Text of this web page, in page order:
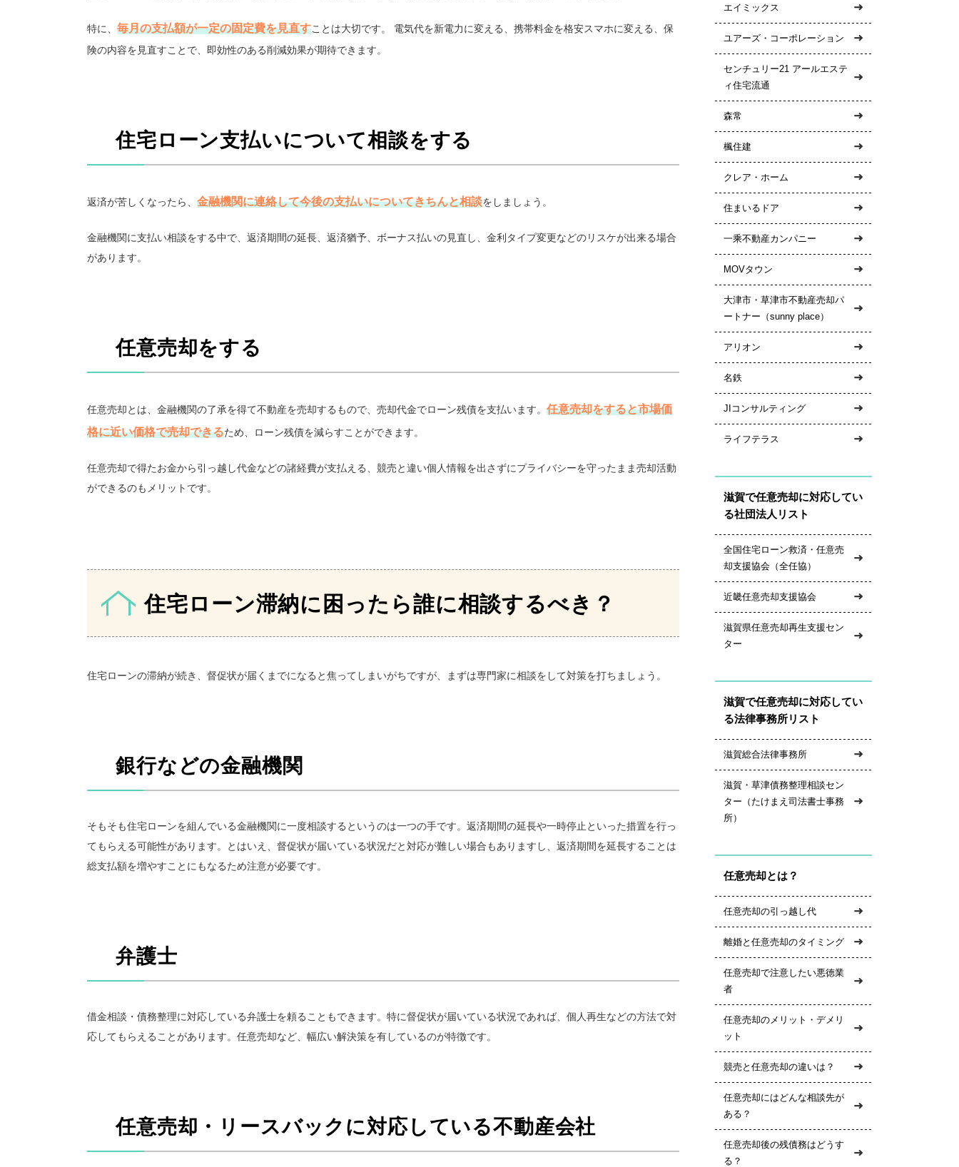
特に、 毎月の支払額が一定の固定費を見直すことは大切です。 電気代を新電力に変える、携帯料金を格安スマホに変える、保
険の内容を見直すことで、即効性のある削減効果が期待できます。
住宅ローン支払いについて相談をする
返済が苦しくなったら、 金融機関に連絡して今後の支払いについてきちんと相談をしましょう。
金融機関に支払い相談をする中で、返済期間の延長、返済猶予、ボーナス払いの見直し、金利タイプ変更などのリスケが出来る場合
があります。
任意売却をする
任意売却とは、金融機関の了承を得て不動産を売却するもので、売却代金でローン残債を支払います。 任意売却をすると市場価
格に近い価格で売却できるため、ローン残債を減らすことができます。
任意売却で得たお金から引っ越し代金などの諸経費が支払える、競売と違い個人情報を出さずにプライバシーを守ったまま売却活動
ができるのもメリットです。
住宅ローン滞納に困ったら誰に相談するべき？
住宅ローンの滞納が続き、督促状が届くまでになると焦ってしまいがちですが、まずは専門家に相談をして対策を打ちましょう。
銀行などの金融機関
そもそも住宅ローンを組んでいる金融機関に一度相談するというのは一つの手です。返済期間の延長や一時停止といった措置を行っ
てもらえる可能性があります。とはいえ、督促状が届いている状況だと対応が難しい場合もありますし、返済期間を延長することは
総支払額を増やすことにもなるため注意が必要です。
弁護士
借金相談・債務整理に対応している弁護士を頼ることもできます。特に督促状が届いている状況であれば、個人再生などの方法で対
応してもらえることがあります。任意売却など、幅広い解決策を有しているのが特徴です。
任意売却・リースバックに対応している不動産会社
エイミックス
ユアーズ・コーポレーション
センチュリー21 アールエステ
ィ住宅流通
森常
楓住建
クレア・ホーム
住まいるドア
一乘不動産カンパニー
MOVタウン
大津市・草津市不動産売却パ
ートナー（sunny place）
アリオン
名鉄
JIコンサルティング
ライフテラス
滋賀で任意売却に対応してい
る社団法人リスト
全国住宅ローン救済・任意売
却支援協会（全任協）
近畿任意売却支援協会
滋賀県任意売却再生支援セン
ター
滋賀で任意売却に対応してい
る法律事務所リスト
滋賀総合法律事務所
滋賀・草津債務整理相談セン
ター（たけまえ司法書士事務
所）
任意売却とは？
任意売却の引っ越し代
離婚と任意売却のタイミング
任意売却で注意したい悪徳業
者
任意売却のメリット・デメリ
ット
競売と任意売却の違いは？
任意売却にはどんな相談先が
ある？
任意売却後の残債務はどうす
る？